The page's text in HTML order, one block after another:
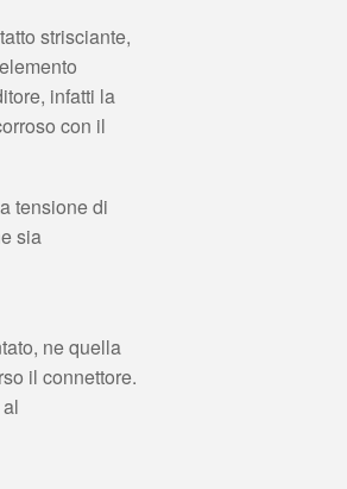
strisciante,
infatti la
con il
tensione di
sia
ne quella
il connettore.